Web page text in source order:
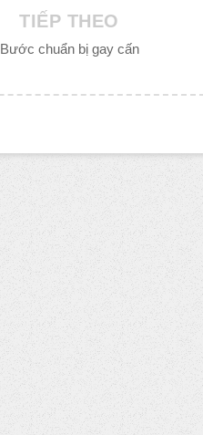
TIẾP THEO
Bước chuẩn bị gay cấn